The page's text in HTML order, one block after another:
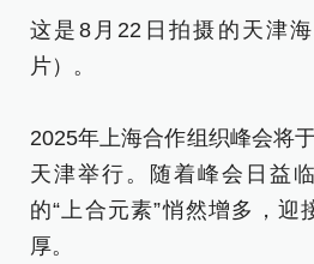
这是8月22日拍摄的天津
片）。
2025年上海合作组织峰会将
天津举行。随着峰会日益
的“上合元素”悄然增多，迎
厚。